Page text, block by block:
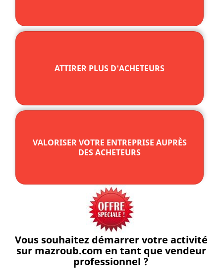
ATTIRER PLUS D'ACHETEURS
VALORISER VOTRE ENTREPRISE AUPRÈS
DES ACHETEURS
Vous souhaitez démarrer votre activité
sur mazroub.com en tant que vendeur
professionnel ?